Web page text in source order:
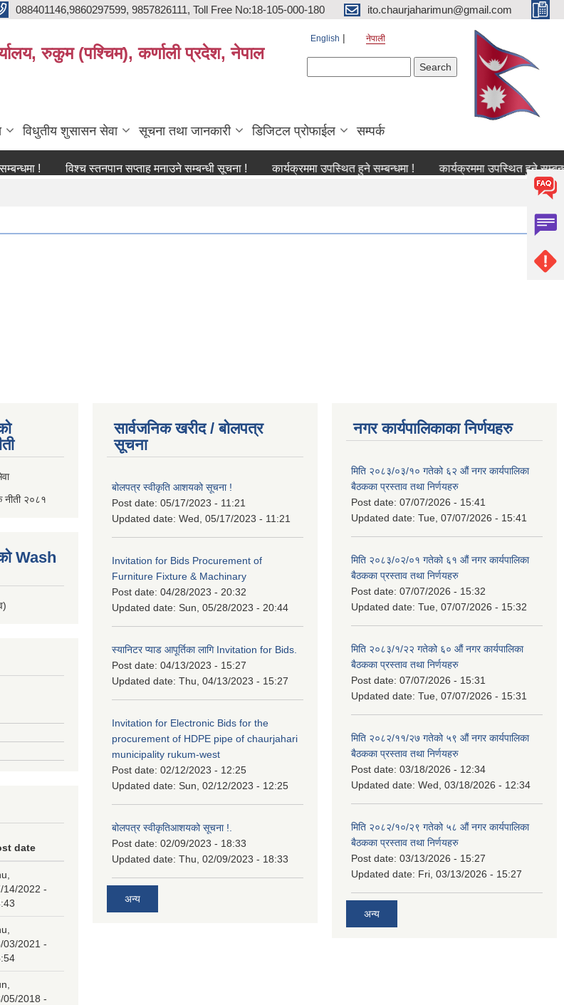
088401146,9860297599, 9857826111, Toll Free No:18-105-000-180 ito.chaurjaharimun@gmail.com
रुकुम (पश्चिम), कर्णाली प्रदेश, नेपाल
English नेपाली
विधुतीय शुसासन सेवा सूचना तथा जानकारी डिजिटल प्रोफाईल सम्पर्क
! विश्च स्तनपान सप्ताह मनाउने सम्बन्धी सूचना ! कार्यक्रममा उपस्थित हुने सम्बन्धमा ! कार्यक्रममा उपस्थित हुने सम्बन्धमा !
नीती २०८१
Wash
date
14/2022 -
03/2021 -
05/2018 -
सार्वजनिक खरीद / बोलपत्र
सूचना
बोलपत्र स्वीकृति आशयको सूचना !
Post date: 05/17/2023 - 11:21
Updated date: Wed, 05/17/2023 - 11:21
Invitation for Bids Procurement of
Furniture Fixture & Machinary
Post date: 04/28/2023 - 20:32
Updated date: Sun, 05/28/2023 - 20:44
स्यानिटर प्याड आपूर्तिका लागि Invitation for Bids.
Post date: 04/13/2023 - 15:27
Updated date: Thu, 04/13/2023 - 15:27
Invitation for Electronic Bids for the
procurement of HDPE pipe of chaurjahari
municipality rukum-west
Post date: 02/12/2023 - 12:25
Updated date: Sun, 02/12/2023 - 12:25
बोलपत्र स्वीकृतिआशयको सूचना !.
Post date: 02/09/2023 - 18:33
Updated date: Thu, 02/09/2023 - 18:33
अन्य
नगर कार्यपालिकाका निर्णयहरु
मिति २०८३/०३/१० गतेको ६२ औं नगर कार्यपालिका
बैठकका प्रस्ताव तथा निर्णयहरु
Post date: 07/07/2026 - 15:41
Updated date: Tue, 07/07/2026 - 15:41
मिति २०८३/०२/०१ गतेको ६१ औं नगर कार्यपालिका
बैठकका प्रस्ताव तथा निर्णयहरु
Post date: 07/07/2026 - 15:32
Updated date: Tue, 07/07/2026 - 15:32
मिति २०८३/१/२२ गतेको ६० औं नगर कार्यपालिका
बैठकका प्रस्ताव तथा निर्णयहरु
Post date: 07/07/2026 - 15:31
Updated date: Tue, 07/07/2026 - 15:31
मिति २०८२/११/२७ गतेको ५९ औं नगर कार्यपालिका
बैठकका प्रस्ताव तथा निर्णयहरु
Post date: 03/18/2026 - 12:34
Updated date: Wed, 03/18/2026 - 12:34
मिति २०८२/१०/२९ गतेको ५८ औं नगर कार्यपालिका
बैठकका प्रस्ताव तथा निर्णयहरु
Post date: 03/13/2026 - 15:27
Updated date: Fri, 03/13/2026 - 15:27
अन्य